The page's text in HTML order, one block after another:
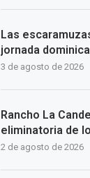
Las
jornada
3 de agosto de 2026
Rancho La
eliminatoria de
2 de agosto de 2026